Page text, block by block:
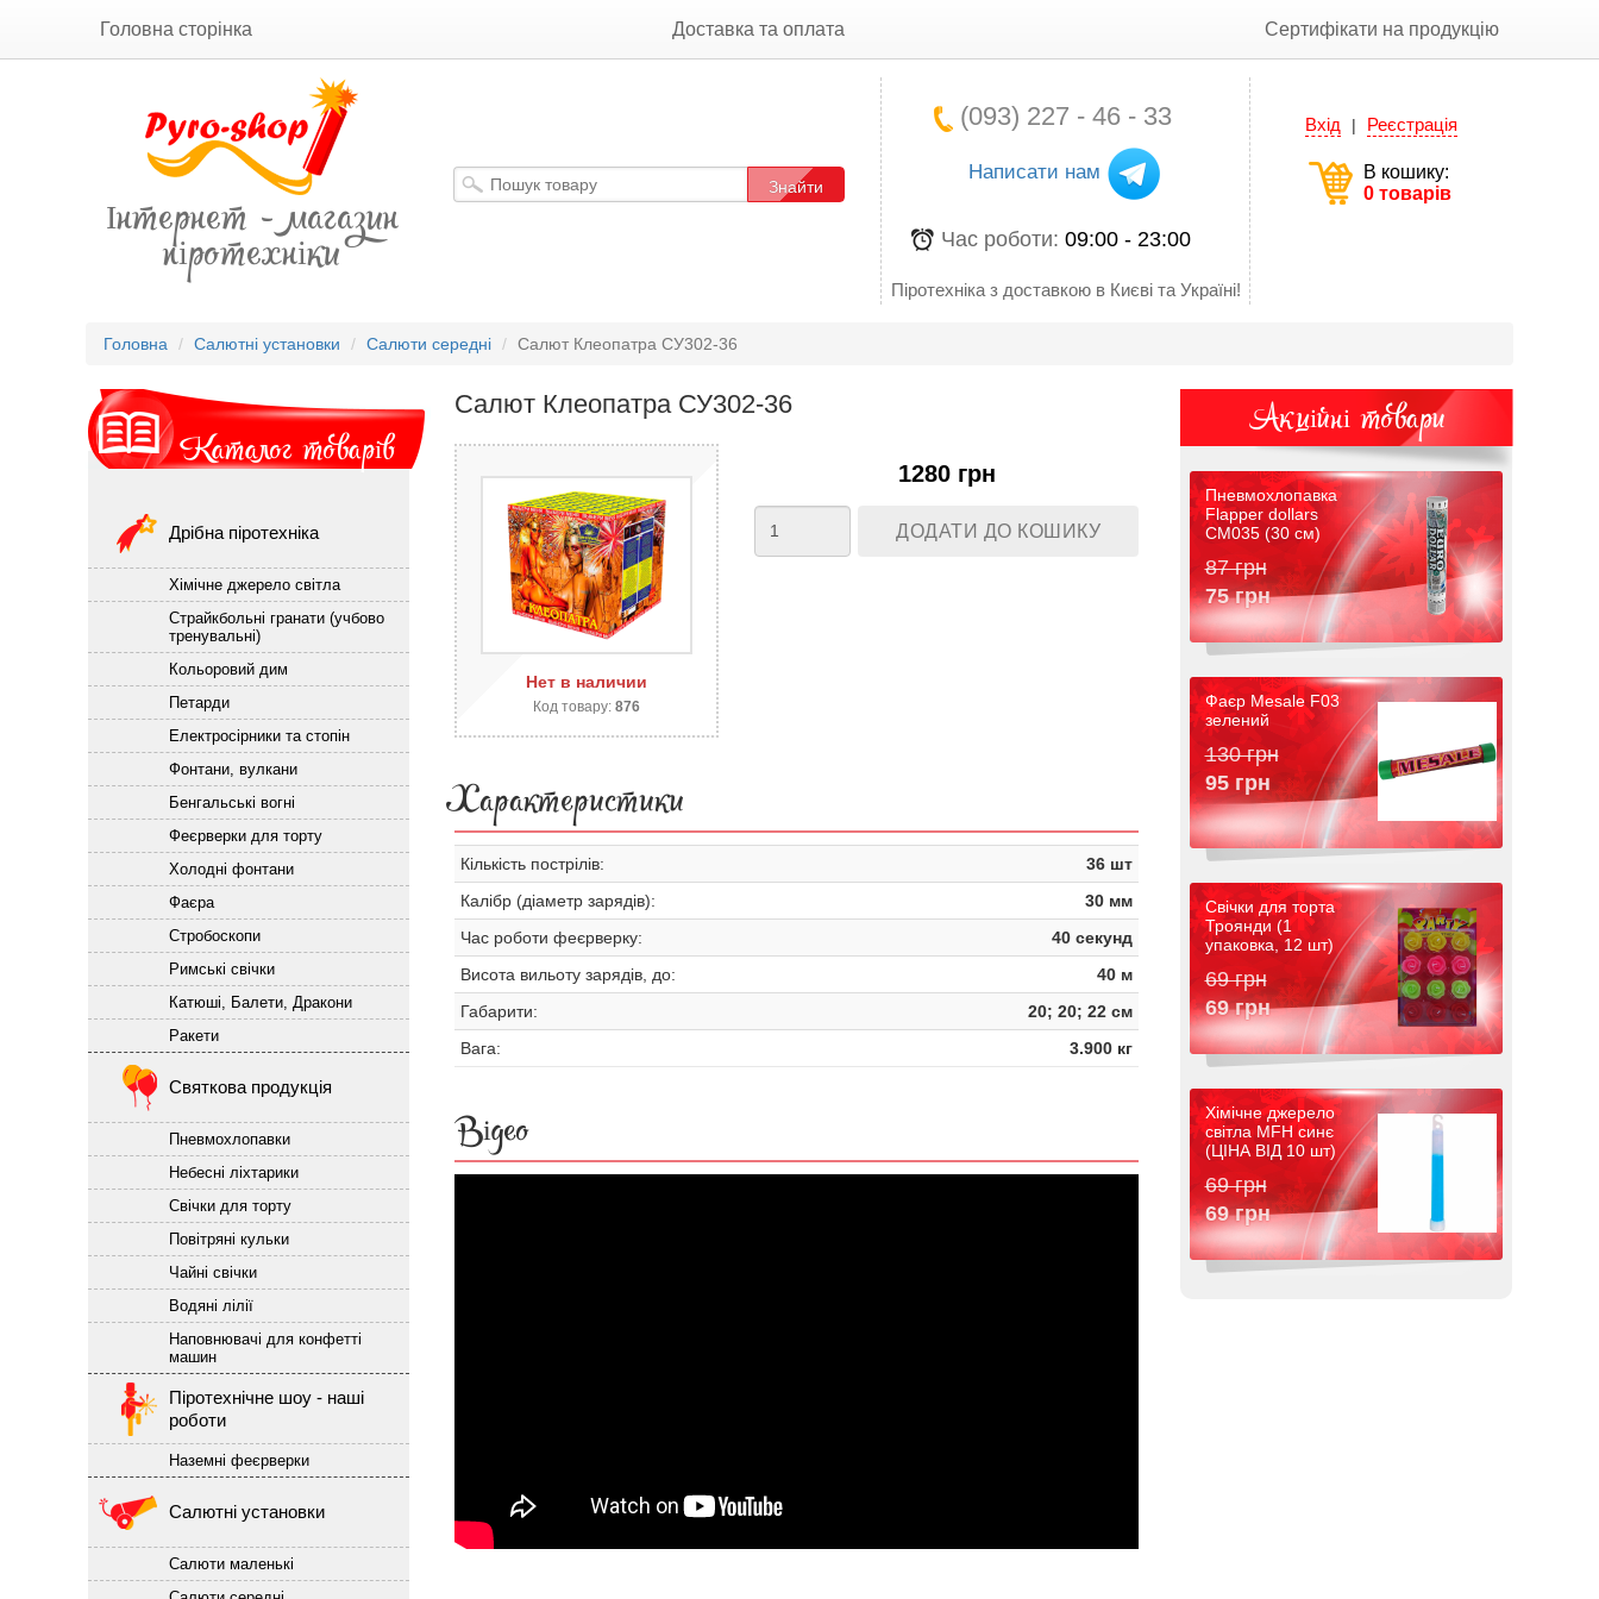
Головна сторінка Доставка та оплата Сертифікати на продукцію
Інтернет - магазин
піротехніки
Знайти
(093) 227 - 46 - 33
Написати нам
Час роботи: 09:00 - 23:00
Піротехніка з доставкою в Києві та Україні!
Вхід | Реєстрація
В кошику:
0 товарів
Головна Салютні установки Салюти середні Салют Клеопатра СУ302-36
Каталог товарів
Дрібна піротехніка
Хімічне джерело світла
Страйкбольні гранати (учбово
тренувальні)
Кольоровий дим
Петарди
Електросірники та стопін
Фонтани, вулкани
Бенгальські вогні
Феєрверки для торту
Холодні фонтани
Фаєра
Стробоскопи
Римські свічки
Катюші, Балети, Дракони
Ракети
Святкова продукція
Пневмохлопавки
Небесні ліхтарики
Свічки для торту
Повітряні кульки
Чайні свічки
Водяні лілії
Наповнювачі для конфетті
машин
Піротехнічне шоу - наші
роботи
Наземні феєрверки
Салютні установки
Салюти маленькі
Салют Клеопатра СУ302-36
Нет в наличии
Код товару:876
1280 грн
ДОДАТИ ДО КОШИКУ
Характеристики
Кількість пострілів:
36 шт
Калібр (діаметр зарядів):
30 мм
Час роботи феєрверку:
40 секунд
Висота вильоту зарядів, до:
40 м
Габарити:
20; 20; 22 см
Вага:
3.900 кг
Відео
Акційні товари
Пневмохлопавка
Flapper dollars
CM035 (30 см)
87 грн
75 грн
Фаєр Mesale F03
зелений
130 грн
95 грн
Свічки для торта
Троянди (1
упаковка, 12 шт)
69 грн
69 грн
Хімічне джерело
світла MFH синє
(ЦІНА ВІД 10 шт)
69 грн
69 грн